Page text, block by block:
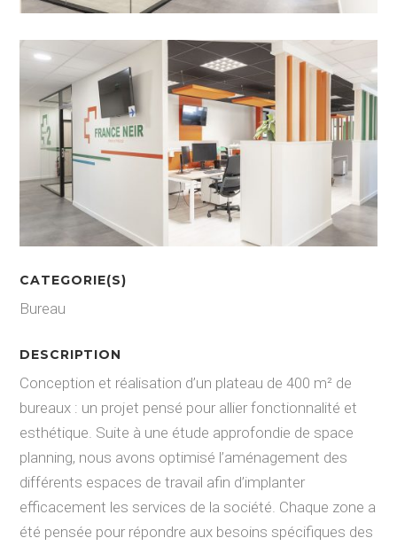
CATEGORIE(S)
Bureau
DESCRIPTION
Conception et réalisation d’un plateau de 400 m² de
bureaux : un projet pensé pour allier fonctionnalité et
esthétique. Suite à une étude approfondie de space
planning, nous avons optimisé l’aménagement des
différents espaces de travail afin d’implanter
efficacement les services de la société. Chaque zone a
été pensée pour répondre aux besoins spécifiques des